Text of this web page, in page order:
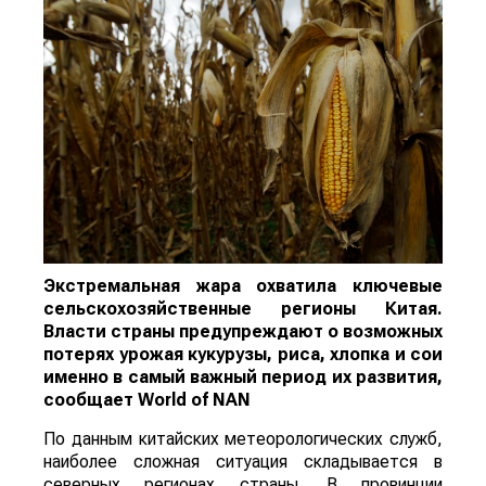
Экстремальная жара охватила ключевые
сельскохозяйственные регионы Китая.
Власти страны предупреждают о возможных
потерях урожая кукурузы, риса, хлопка и сои
именно в самый важный период их развития,
сообщает World of NAN
По данным китайских метеорологических служб,
наиболее сложная ситуация складывается в